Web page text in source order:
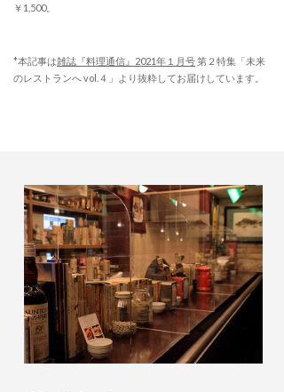
￥1,500。
*本記事は雑誌『料理通信』2021年１月号第２特集「未来
のレストランへ vol.４」より抜粋してお届けしています。